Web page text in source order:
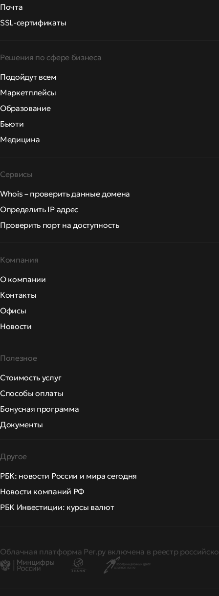
Почта
SSL-сертификаты
Решения по сфере бизнеса
Подойдут всем
Маркетплейсы
Образование
Бьюти
Медицина
Сервисы
Whois – проверить данные домена
Определить IP адрес
Проверить порт на доступность
Компания
О компании
Контакты
Офисы
Новости
Полезное
Стоимость услуг
Способы оплаты
Бонусная программа
Документы
Другое
РБК: новости России и мира сегодня
Новости компаний РФ
РБК Инвестиции: курсы валют
Облачная платформа Рег.ру включена в реестр